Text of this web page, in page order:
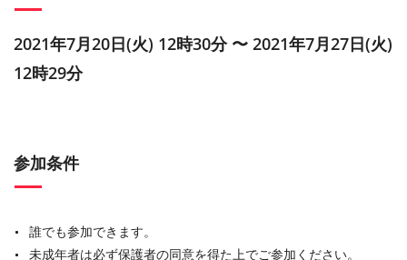
2021年7月20日(火) 12時30分 〜 2021年7月27日(火)
12時29分
参加条件
誰でも参加できます。
未成年者は必ず保護者の同意を得た上でご参加ください。